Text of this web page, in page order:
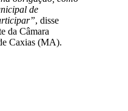
de
, disse
da Câmara
Caxias (MA).